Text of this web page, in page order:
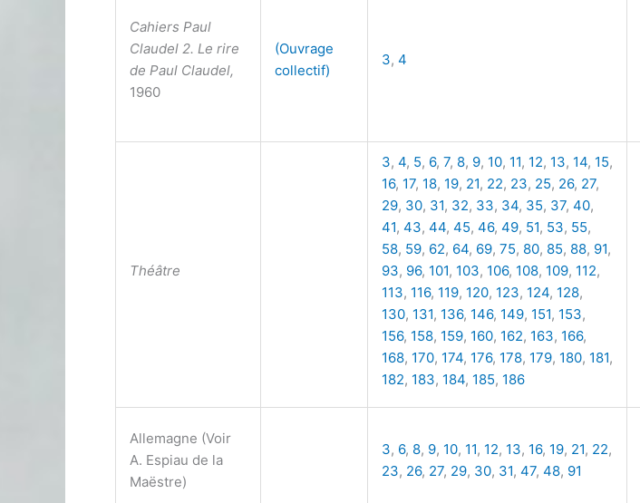
Cahiers Paul
Claudel 2. Le rire
de Paul Claudel,
1960
(Ouvrage
collectif)
3, 4
Théâtre
3, 4, 5, 6, 7, 8, 9, 10, 11, 12, 13, 14, 15,
16, 17, 18, 19, 21, 22, 23, 25, 26, 27,
29, 30, 31, 32, 33, 34, 35, 37, 40,
41, 43, 44, 45, 46, 49, 51, 53, 55,
58, 59, 62, 64, 69, 75, 80, 85, 88, 91,
93, 96, 101, 103, 106, 108, 109, 112,
113, 116, 119, 120, 123, 124, 128,
130, 131, 136, 146, 149, 151, 153,
156, 158, 159, 160, 162, 163, 166,
168, 170, 174, 176, 178, 179, 180, 181,
182, 183, 184, 185, 186
Allemagne (Voir
A. Espiau de la
Maëstre)
3, 6, 8, 9, 10, 11, 12, 13, 16, 19, 21, 22,
23, 26, 27, 29, 30, 31, 47, 48, 91